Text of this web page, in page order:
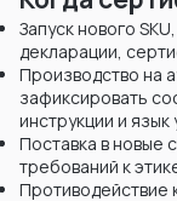
Запуск нового
декларации,
Производство на
зафиксировать
инструкции и язык
Поставка в новые
требований к
Противодействие